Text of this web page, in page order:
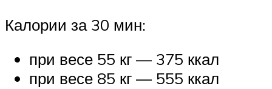
Калории за 30 мин:
при весе 55 кг — 375 ккал
при весе 85 кг — 555 ккал